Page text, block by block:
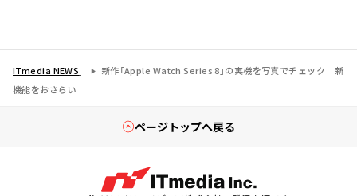
ITmedia NEWS
新作「Apple Watch Series 8」の実機を写真でチェック 新
機能をおさらい
ページトップへ戻る